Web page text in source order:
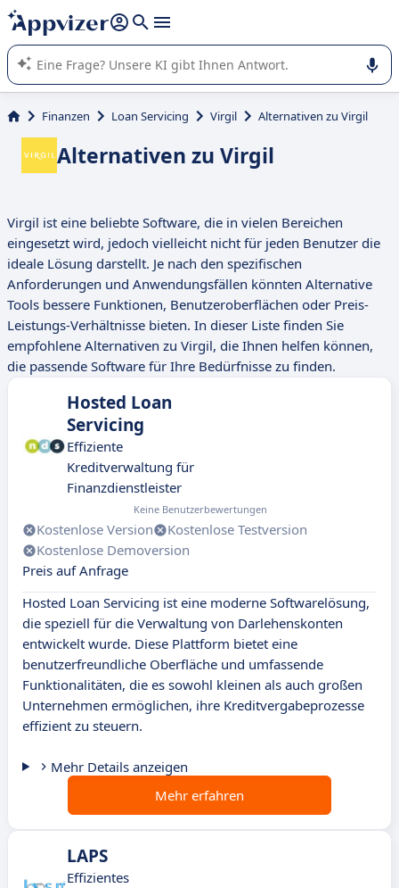
beantworten (mehrere Zeilen mit
Die KI von Appvizer führt Sie bei der Nutzung oder Auswahl
von SaaS-Software in Unternehmen.
Finanzen Loan Servicing Virgil Alternativen zu Virgil
Alternativen zu Virgil
Virgil ist eine beliebte Software, die in vielen Bereichen
eingesetzt wird, jedoch vielleicht nicht für jeden Benutzer die
ideale Lösung darstellt. Je nach den spezifischen
Anforderungen und Anwendungsfällen könnten Alternative
Tools bessere Funktionen, Benutzeroberflächen oder Preis-
Leistungs-Verhältnisse bieten. In dieser Liste finden Sie
empfohlene Alternativen zu Virgil, die Ihnen helfen können,
die passende Software für Ihre Bedürfnisse zu finden.
Hosted Loan
Servicing
Effiziente
Kreditverwaltung für
Finanzdienstleister
Keine Benutzerbewertungen
Kostenlose Version
Kostenlose Testversion
Kostenlose Demoversion
Preis auf Anfrage
Hosted Loan Servicing ist eine moderne Softwarelösung,
die speziell für die Verwaltung von Darlehenskonten
entwickelt wurde. Diese Plattform bietet eine
benutzerfreundliche Oberfläche und umfassende
Funktionalitäten, die es sowohl kleinen als auch großen
Unternehmen ermöglichen, ihre Kreditvergabeprozesse
effizient zu steuern.
Mehr Details anzeigen
Mehr erfahren
LAPS
Effizientes